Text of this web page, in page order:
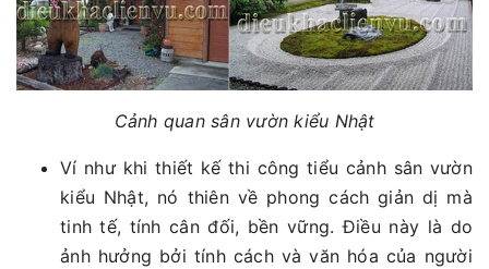
Cảnh quan sân vườn kiểu Nhật
Ví như khi thiết kế thi công tiểu cảnh sân vườn
kiểu Nhật, nó thiên về phong cách giản dị mà
tinh tế, tính cân đối, bền vững. Điều này là do
ảnh hưởng bởi tính cách và văn hóa của người